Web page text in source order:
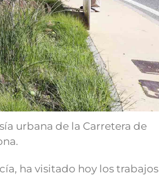
urbana de la Carretera de
ha visitado hoy los trabajos